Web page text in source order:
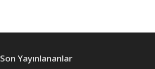
Son Yayınlananlar